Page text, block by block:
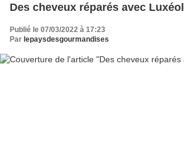
Des cheveux réparés avec Luxéol
Publié le 07/03/2022 à 17:23
Par lepaysdesgourmandises